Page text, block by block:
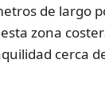
de largo
zona
cerca